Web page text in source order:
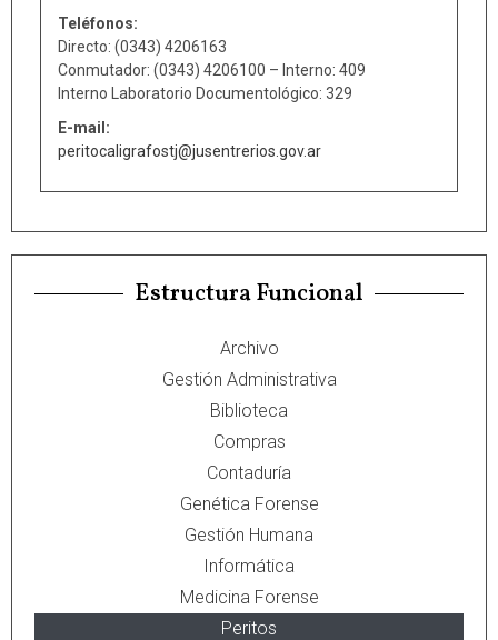
Teléfonos:
Directo: (0343) 4206163
Conmutador: (0343) 4206100 – Interno: 409
Interno Laboratorio Documentológico: 329
E-mail:
peritocaligrafostj@jusentrerios.gov.ar
Estructura Funcional
Archivo
Gestión Administrativa
Biblioteca
Compras
Contaduría
Genética Forense
Gestión Humana
Informática
Medicina Forense
Peritos